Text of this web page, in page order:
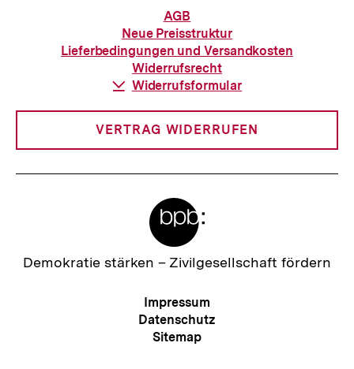
Informationen
zur
Bestellung
AGB
Neue Preisstruktur
Lieferbedingungen und Versandkosten
Widerrufsrecht
Download-
Widerrufsformular
VERTRAG WIDERRUFEN
Zur
Demokratie stärken – Zivilgesellschaft fördern
Meta-
Navigation
Impressum
Datenschutz
Sitemap